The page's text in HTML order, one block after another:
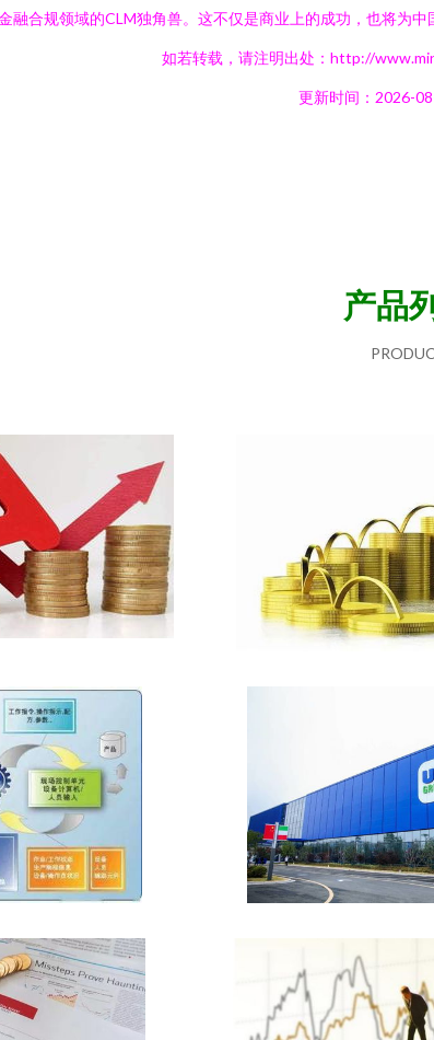
融合规领域的CLM独角兽。这不仅是商业上的成功，也将为
如若转载，请注明出处：http://
更新时间：2026-
产品